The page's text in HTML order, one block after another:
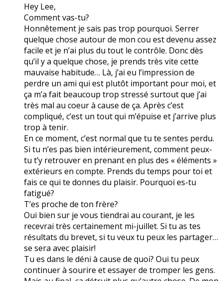
Hey Lee,
Comment vas-tu?
Honnêtement je sais pas trop pourquoi. Serrer
quelque chose autour de mon cou est devenu assez
facile et je n’ai plus du tout le contrôle. Donc dès
qu’il y a quelque chose, je prends très vite cette
mauvaise habitude… Là, j’ai eu l’impression de
perdre un ami qui est plutôt important pour moi, et
ça m’a fait beaucoup trop stressé surtout que j’ai
très mal au coeur à cause de ça. Après c’est
compliqué, c’est un tout qui m’épuise et j’arrive plus
trop à tenir.
En ce moment, c’est normal que tu te sentes perdu.
Si tu n’es pas bien intérieurement, comment peux-
tu t’y retrouver en prenant en plus des « éléments »
extérieurs en compte. Prends du temps pour toi et
fais ce qui te donnes du plaisir. Pourquoi es-tu
fatigué?
T’es proche de ton frère?
Oui bien sur je vous tiendrai au courant, je les
recevrai très certainement mi-juillet. Si tu as tes
résultats du brevet, si tu veux tu peux les partager…
se sera avec plaisir!
Tu es dans le déni à cause de quoi? Oui tu peux
continuer à sourire et essayer de tromper les gens.